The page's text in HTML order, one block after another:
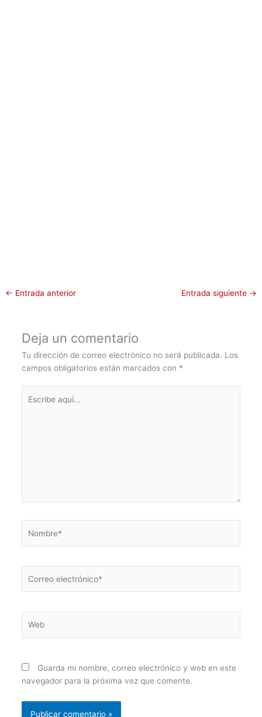
← Entrada anterior Entrada siguiente →
Deja un comentario
Tu dirección de correo electrónico no será publicada. Los
campos obligatorios están marcados con *
aquí...
electrónico*
Guarda mi nombre, correo electrónico y web en este
navegador para la próxima vez que comente.